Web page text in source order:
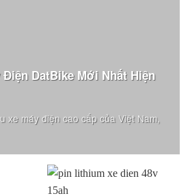
Điện DatBike Mới Nhất Hiện
xe máy điện cao cấp của Việt Nam,